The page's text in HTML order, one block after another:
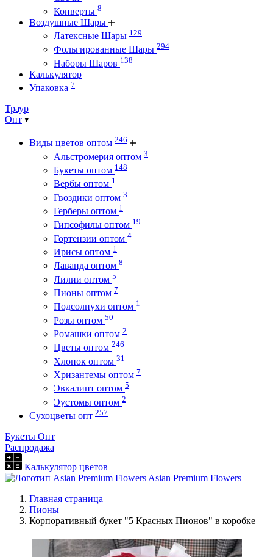
Конверты 8
Воздушные Шары
Латексные Шары 129
Фольгированные Шары 294
Наборы Шаров 138
Калькулятор
Упаковка 7
Траур
Опт
Виды цветов оптом 246
Альстромерия оптом 3
Букеты оптом 148
Вербы оптом 1
Гвоздики оптом 3
Герберы оптом 1
Гипсофилы оптом 19
Гортензии оптом 4
Ирисы оптом 1
Лаванда оптом 8
Лилии оптом 5
Пионы оптом 7
Подсолнухи оптом 1
Розы оптом 50
Ромашки оптом 2
Цветы оптом 246
Хлопок оптом 31
Хризантемы оптом 7
Эвкалипт оптом 5
Эустомы оптом 2
Сухоцветы опт 257
Букеты Опт
Распродажа
Калькулятор цветов
Asian Premium Flowers
Главная страница
Пионы
Корпоративный букет "5 Красных Пионов" в коробке